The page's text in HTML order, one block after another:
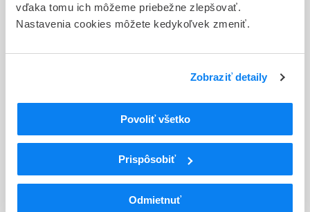
vďaka tomu ich môžeme priebežne zlepšovať.
Nastavenia cookies môžete kedykoľvek zmeniť.
Zobraziť detaily
Povoliť všetko
Prispôsobiť
Odmietnuť
Ochrana osobných údajov
Úradné hodiny
Kontakt